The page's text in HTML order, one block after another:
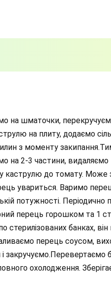
на шматочки,
на плиту, додаємо
з моменту
на 2-3 частини, видаляємо
каструлю до томату. Може
увариться. Варимо
потужності. Періодично
перець горошком та 1
стерилізованих банках,
перець соусом,
закручуємо.Перевертаємо
охолодження.